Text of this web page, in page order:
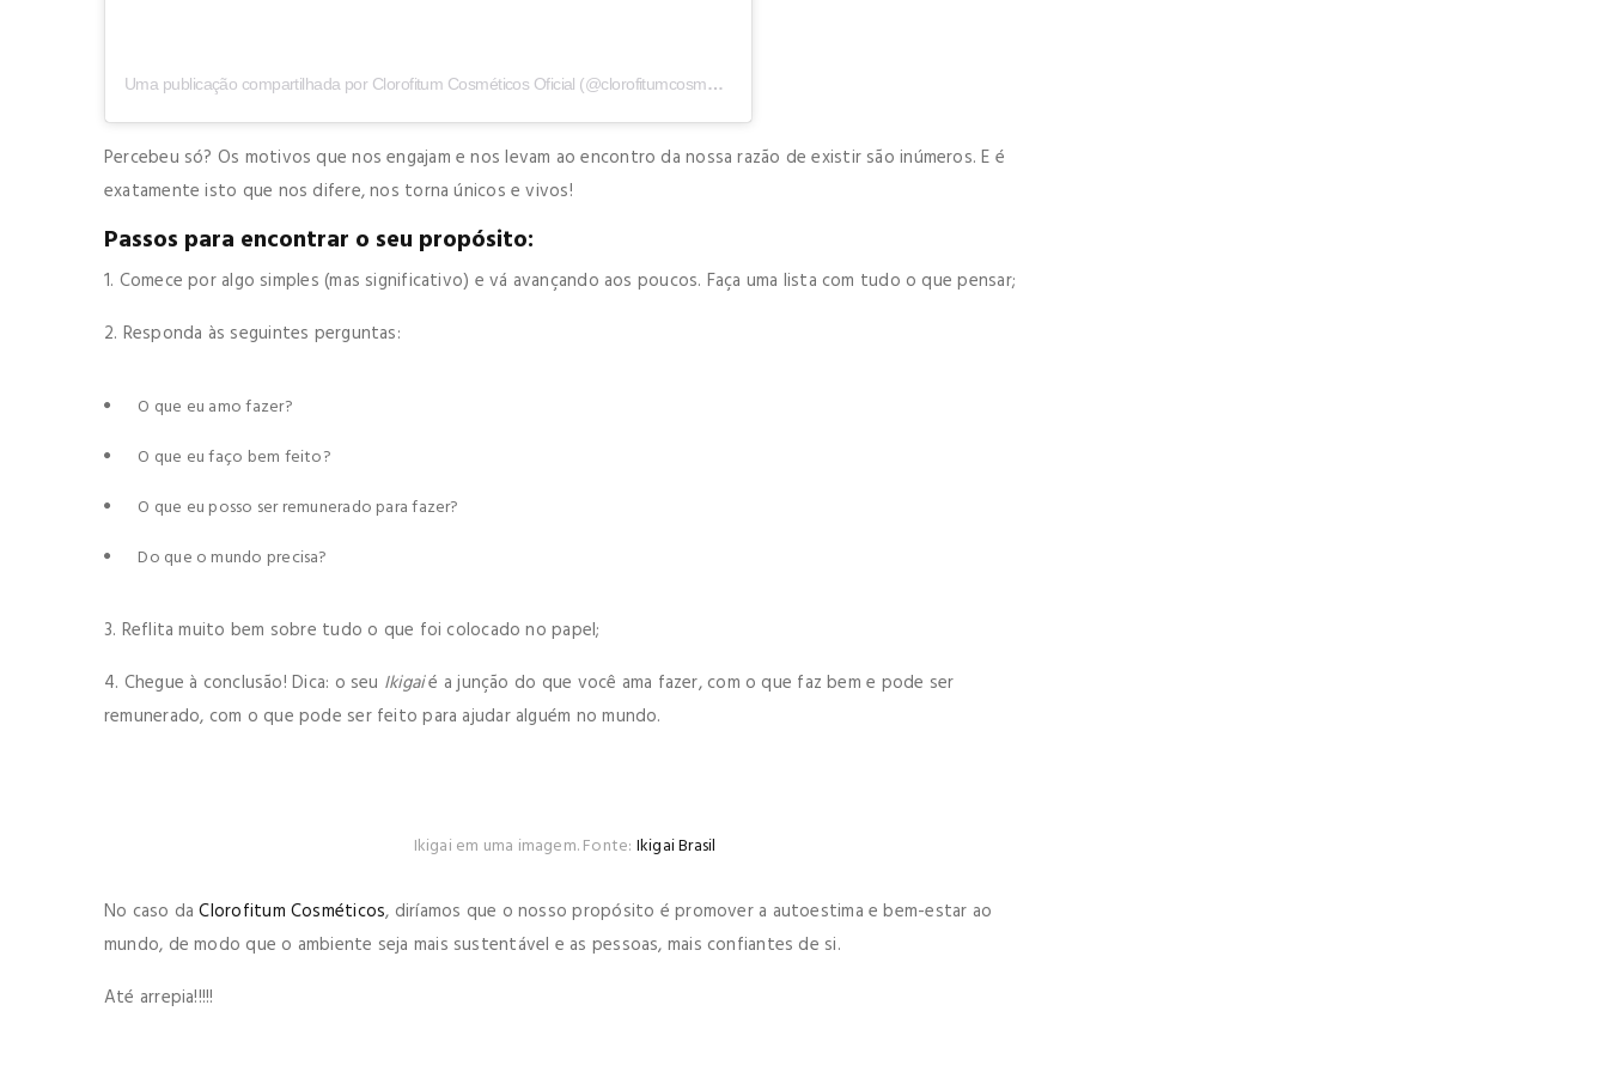
Uma publicação compartilhada por Clorofitum Cosméticos Oficial (@clorofitumcosmeticos)
Percebeu só? Os motivos que nos engajam e nos levam ao encontro da nossa razão de existir são inúmeros. E é
exatamente isto que nos difere, nos torna únicos e vivos!
Passos para encontrar o seu propósito:
1. Comece por algo simples (mas significativo) e vá avançando aos poucos. Faça uma lista com tudo o que pensar;
2. Responda às seguintes perguntas:
O que eu amo fazer?
O que eu faço bem feito?
O que eu posso ser remunerado para fazer?
Do que o mundo precisa?
3. Reflita muito bem sobre tudo o que foi colocado no papel;
4. Chegue à conclusão! Dica: o seu Ikigaié a junção do que você ama fazer, com o que faz bem e pode ser
remunerado, com o que pode ser feito para ajudar alguém no mundo.
Ikigai em uma imagem. Fonte: Ikigai Brasil
No caso daClorofitum Cosméticos, diríamos que o nosso propósito é promover a autoestima e bem-estar ao
mundo, de modo que o ambiente seja mais sustentável e as pessoas, mais confiantes de si.
Até arrepia!!!!!